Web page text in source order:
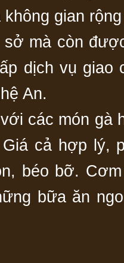
gian
sở mà còn
dịch vụ
An.
các món gà
Giá cả hợp lý,
béo bỡ.
bữa ăn